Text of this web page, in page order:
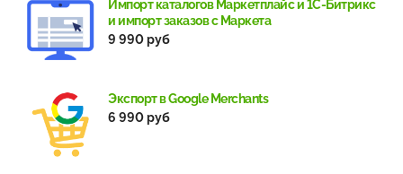
Импорт каталогов Маркетплайс и 1С-Битрикс
и импорт заказов с Маркета
9 990 руб
Экспорт в Google Merchants
6 990 руб